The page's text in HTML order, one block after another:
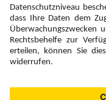
Fairness und